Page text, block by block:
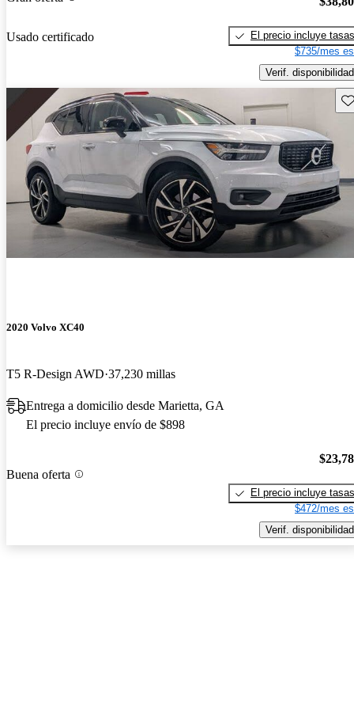
Usado certificado
El precio incluye tasas
$735/mes
Verif. disponibilidad
2020 Volvo XC40
T5 R-Design AWD 37,230 millas
Entrega a domicilio desde Marietta, GA
El precio incluye envío de $898
Buena oferta
El precio incluye tasas
$472/mes
Verif. disponibilidad